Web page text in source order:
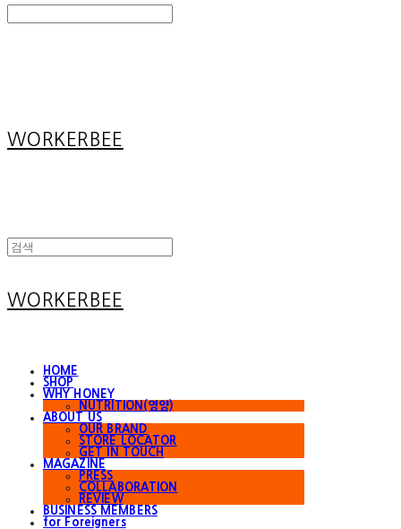
WORKERBEE
WORKERBEE
HOME
SHOP
WHY HONEY
NUTRITION(영양)
ABOUT US
OUR BRAND
STORE LOCATOR
GET IN TOUCH
MAGAZINE
PRESS
COLLABORATION
REVIEW
BUSINESS MEMBERS
for Foreigners